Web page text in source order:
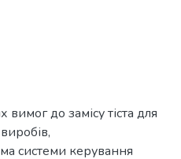
вимог до замісу тіста для
системи керування